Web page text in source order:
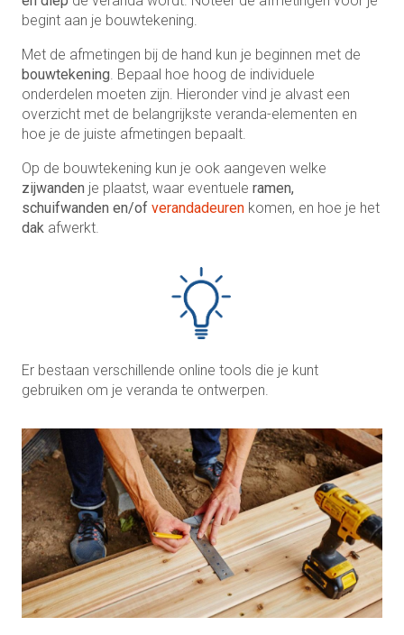
begint aan je bouwtekening.
Met de afmetingen bij de hand kun je beginnen met de
bouwtekening. Bepaal hoe hoog de individuele
onderdelen moeten zijn. Hieronder vind je alvast een
overzicht met de belangrijkste veranda-elementen en
hoe je de juiste afmetingen bepaalt.
Op de bouwtekening kun je ook aangeven welke
zijwanden je plaatst, waar eventuele ramen,
schuifwanden en/of verandadeuren komen, en hoe je het
dak afwerkt.
Er bestaan verschillende online tools die je kunt
gebruiken om je veranda te ontwerpen.